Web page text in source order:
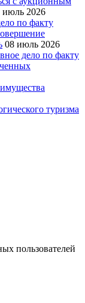
июль 2026
по факту
08 июль 2026
дело по факту
туризма
пользователей